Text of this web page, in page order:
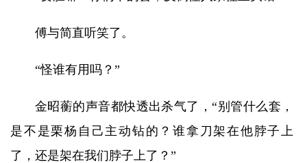
傅与简直听笑了。
“怪谁有用吗？”
金昭蘅的声音都快透出杀气了，“别管什么套，
是不是栗杨自己主动钻的？谁拿刀架在他脖子上
了，还是架在我们脖子上了？”